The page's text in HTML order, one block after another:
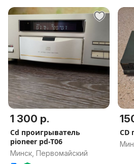
1 300 р.
Cd проигрыватель
pioneer pd-T06
Минск, Первомайский
CD